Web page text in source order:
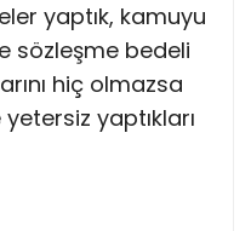
yaptık, kamuyu
sözleşme bedeli
hiç olmazsa
yaptıkları